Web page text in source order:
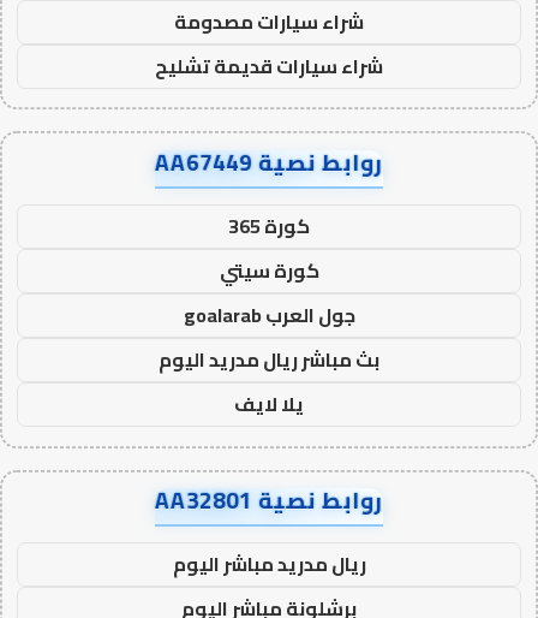
شراء سيارات مصدومة
شراء سيارات قديمة تشليح
روابط نصية AA67449
كورة 365
كورة سيتي
جول العرب goalarab
بث مباشر ريال مدريد اليوم
يلا لايف
روابط نصية AA32801
ريال مدريد مباشر اليوم
برشلونة مباشر اليوم